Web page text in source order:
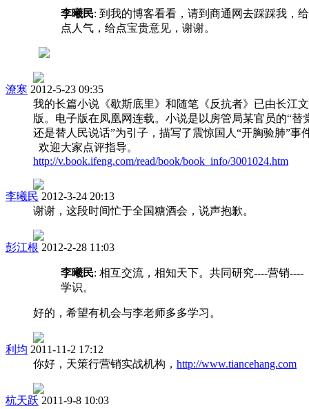
李曦民: 到我的博客看看，请到商通网去踩踩我，给
点人气，给点宝贵意见，谢谢。
潦寒 2012-5-23 09:35
我的长篇小说《歇斯底里》和随笔《反抗者》已由长江
版。电子版在凤凰网连载。小说是以房管局某官员的“替
还是替人民说话”为引子，描写了震惊国人“开胸验肺”事件
欢迎大家点评指导。
http://v.book.ifeng.com/read/book/book_info/3001024.htm
李曦民 2012-3-24 20:13
谢谢，这段时间忙于全国糖酒会，说声抱歉。
彭江根 2012-2-28 11:03
李曦民: 相互交流，相知天下。共同研究----营销----
学识。
好的，希望有机会与李老师多多学习。
利均 2011-11-2 17:12
你好，天策行营销实战机构， http://www.tiancehang.com
杭天跃 2011-9-8 10:03